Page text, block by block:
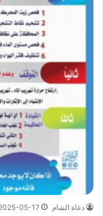
دعاة الشام 05-17